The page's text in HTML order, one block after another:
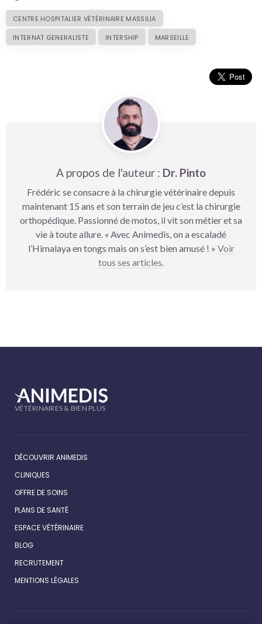
CENTRE HOSPITALIER VÉTÉRINAIRE MASSILIA
INTERNAT GENERALISTE
INTERSHIP MARSEILLE
A propos de l'auteur : Dr. Pinto
Frédéric se consacre à la chirurgie vétérinaire depuis
maintenant 15 ans et son terrain de jeu c’est la chirurgie
orthopédique. Passionné de motos, il vit son métier et sa
vie à toute allure. « Avec Animedis, on a escaladé
l’Himalaya en tongs mais on s’est bien amusé ! » Voir
tous ses articles.
VÉTÉRINAIRES & BIEN PLUS
DÉCOUVRIR ANIMEDIS
CLINIQUES
OFFRE DE SOINS
PLANS DE SANTÉ
ESPACE VÉTÉRINAIRE
BLOG
RECRUTEMENT
MENTIONS LÉGALES